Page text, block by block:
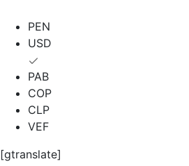
PEN
USD
PAB
COP
CLP
VEF
[gtranslate]